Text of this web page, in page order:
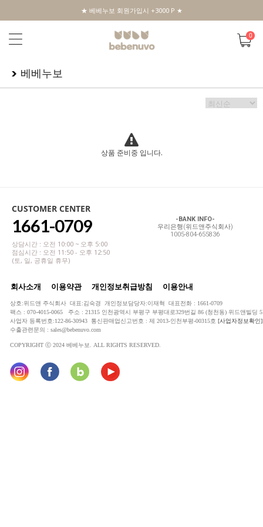
★ 베베누보 회원가입시 +3000 P ★
0
베베누보
상품 준비중 입니다.
CUSTOMER CENTER
1661-0709
상담시간 : 오전 10:00 ~ 오후 5:00
점심시간 : 오전 11:50 - 오후 12:50
(토, 일, 공휴일 휴무)
-BANK INFO-
우리은행(위드앤주식회사)
1005-804-655836
회사소개 이용약관 개인정보취급방침 이용안내
상호:위드앤 주식회사 대표:김숙경 개인정보담당자:이재혁 대표전화 : 1661-0709
팩스 : 070-4015-0065 주소 : 21315 인천광역시 부평구 부평대로329번길 86 (청천동) 위드앤빌딩
사업자 등록번호:122-86-30943 통신판매업신고번호 : 제 2013-인천부평-00315호 [사업자정보확인]
수출관련문의 : sales@bebenuvo.com
COPYRIGHT ⓒ 2024 베베누보. ALL RIGHTS RESERVED.